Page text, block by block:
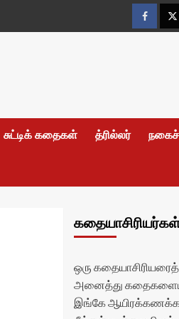
சுட்டிக் கதைகள் த்ரில்லர்
ஒரு
அனைத்து
இங்கே